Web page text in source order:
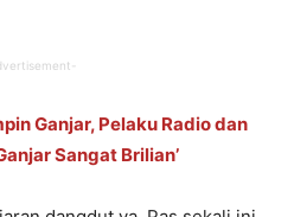
Ganjar, Pelaku Radio dan
Sangat Brilian’